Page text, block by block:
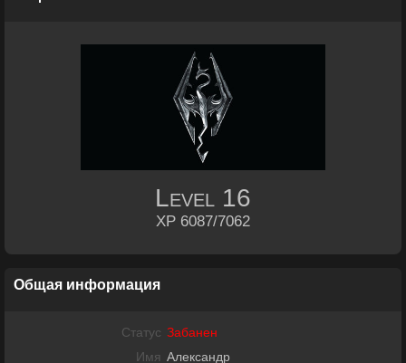
Level 16
XP 6087/7062
Общая информация
Статус Забанен
Имя Александр